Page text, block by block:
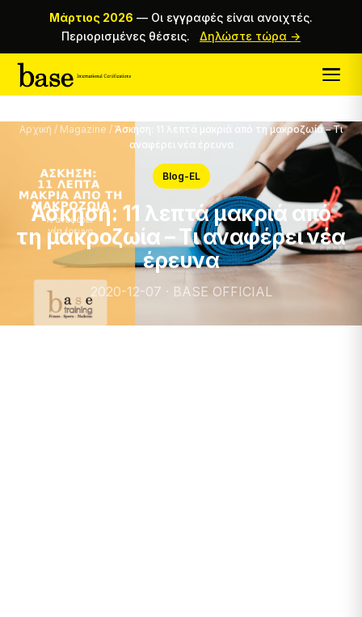
Μάρτιος 2026 — Οι εγγραφές είναι ανοιχτές.
Περιορισμένες θέσεις.
Δηλώστε τώρα →
Αρχική / Magazine / Άσκηση: 11 λεπτά μακριά από τη μακροζωία – Τι
αναφέρει νέα έρευνα
Blog-EL
Άσκηση: 11 λεπτά μακριά από
τη μακροζωία – Τι αναφέρει νέα
έρευνα
2020-12-07 · BASE OFFICIAL